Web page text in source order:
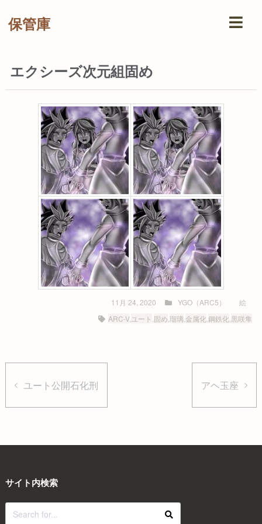
保管庫
エクシーズ次元組固め
11月 24, 2020 YGO（ARC5）
絵
ARC-V, ユート 固め ,瑠璃 ,金属化,鋼鉄化 黒咲隼
ユート公開石化刑 アヘ玉座
サイト内検索